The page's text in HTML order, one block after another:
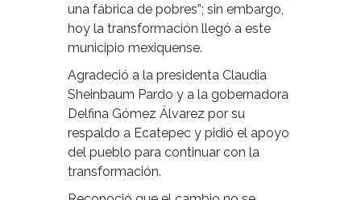
una fábrica de pobres”; sin embargo,
hoy la transformación llegó a este
municipio mexiquense.
Agradeció a la presidenta Claudia
Sheinbaum Pardo y a la gobernadora
Delfina Gómez Álvarez por su
respaldo a Ecatepec y pidió el apoyo
del pueblo para continuar con la
transformación.